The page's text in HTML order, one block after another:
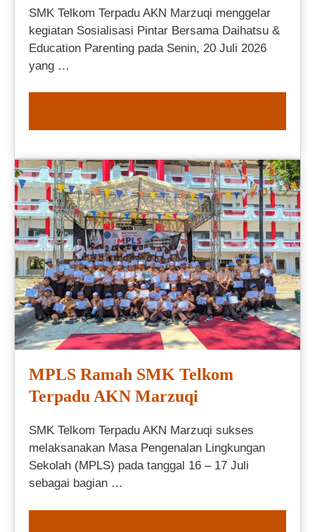
SMK Telkom Terpadu AKN Marzuqi menggelar
kegiatan Sosialisasi Pintar Bersama Daihatsu &
Education Parenting pada Senin, 20 Juli 2026
yang …
MPLS Ramah SMK Telkom
Terpadu AKN Marzuqi
SMK Telkom Terpadu AKN Marzuqi sukses
melaksanakan Masa Pengenalan Lingkungan
Sekolah (MPLS) pada tanggal 16 – 17 Juli
sebagai bagian …